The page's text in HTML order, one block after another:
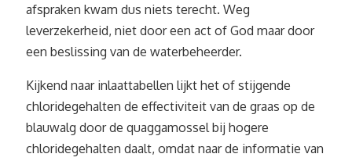
afspraken kwam dus niets terecht. Weg
leverzekerheid, niet door een act of God maar door
een beslissing van de waterbeheerder.
Kijkend naar inlaattabellen lijkt het of stijgende
chloridegehalten de effectiviteit van de graas op de
blauwalg door de quaggamossel bij hogere
chloridegehalten daalt, omdat naar de informatie van